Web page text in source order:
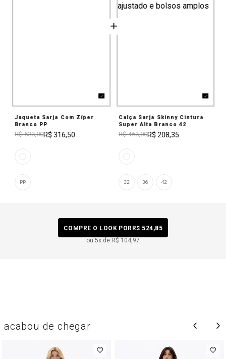
Jaqueta Sarja Com Zíper
Branco PP
R$ 633,00R$ 316,50
PP
Calça Sarja Skinny Cintura
Super Alta Branco 42
R$ 463,00R$ 208,35
32 36 42
ou 5x de R$ 104,97
COMPRE O LOOK POR R$ 524,85
acabou de chegar